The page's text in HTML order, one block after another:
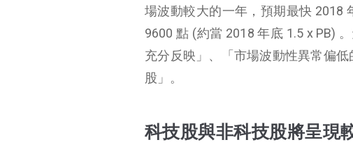
場波動較大的一年，預期最快 2018
9600 點 (約當 2018 年底 1.5 x PB)
充分反映」、「市場波動性異常偏
股」。
科技股與非科技股將呈現